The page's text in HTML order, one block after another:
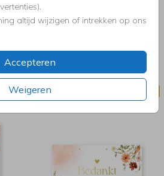
altijd wijzigen of intrekken op ons
Accepteren
Weigeren